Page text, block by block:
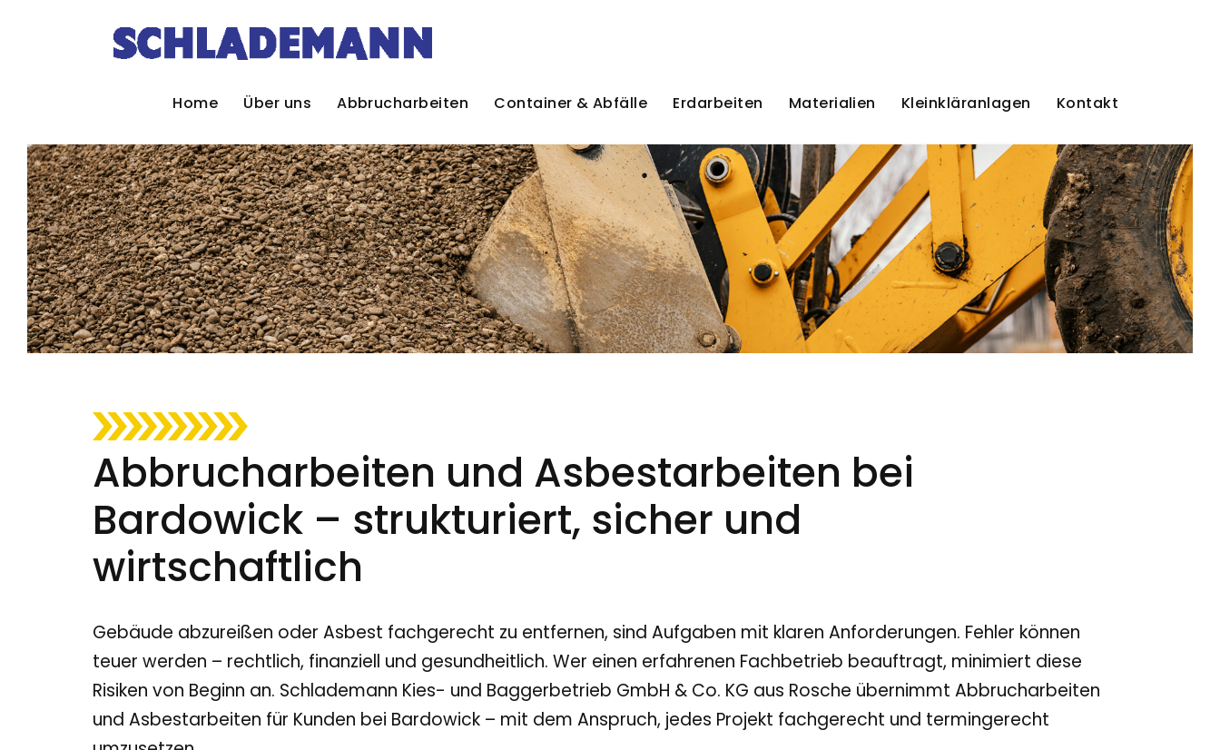
Zum Inhalt springen
Home Über uns Abbrucharbeiten Container & Abfälle Erdarbeiten Materialien Kleinkläranlagen Kontakt
Abbrucharbeiten und Asbestarbeiten bei
Bardowick – strukturiert, sicher und
wirtschaftlich
Gebäude abzureißen oder Asbest fachgerecht zu entfernen, sind Aufgaben mit klaren Anforderungen. Fehler können
teuer werden – rechtlich, finanziell und gesundheitlich. Wer einen erfahrenen Fachbetrieb beauftragt, minimiert diese
Risiken von Beginn an. Schlademann Kies- und Baggerbetrieb GmbH & Co. KG aus Rosche übernimmt Abbrucharbeiten
und Asbestarbeiten für Kunden bei Bardowick – mit dem Anspruch, jedes Projekt fachgerecht und termingerecht